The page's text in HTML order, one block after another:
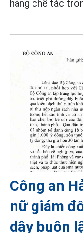
hàng chế tác
Công an
nữ giám
dây buôn